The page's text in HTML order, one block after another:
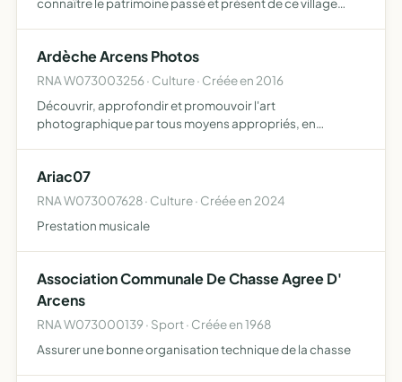
connaître le patrimoine passé et présent de ce village
opérati…
Ardèche Arcens Photos
RNA W073003256 · Culture · Créée en 2016
Découvrir, approfondir et promouvoir l'art
photographique par tous moyens appropriés, en
manifestations ainsi que…
Ariac07
RNA W073007628 · Culture · Créée en 2024
Prestation musicale
Association Communale De Chasse Agree D'
Arcens
RNA W073000139 · Sport · Créée en 1968
Assurer une bonne organisation technique de la chasse